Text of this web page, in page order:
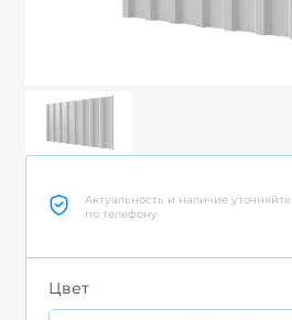
Актуальность и наличие уточняйте
по телефону
Цвет